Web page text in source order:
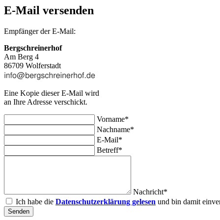
E-Mail versenden
Empfänger der E-Mail:
Bergschreinerhof
Am Berg 4
86709 Wolferstadt
Eine Kopie dieser E-Mail wird
an Ihre Adresse verschickt.
Vorname*
Nachname*
E-Mail*
Betreff*
Nachricht*
Ich habe die Datenschutzerklärung gelesen und bin damit
Senden